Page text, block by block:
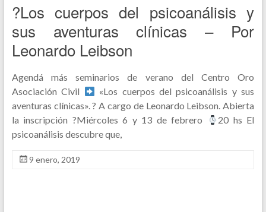
?Los cuerpos del psicoanálisis y
sus aventuras clínicas – Por
Leonardo Leibson
Agendá más seminarios de verano del Centro Oro
Asociación Civil
«Los cuerpos del psicoanálisis y sus
aventuras clínicas». ? A cargo de Leonardo Leibson. Abierta
la inscripción ?Miércoles 6 y 13 de febrero
20 hs El
psicoanálisis descubre que,
9 enero, 2019